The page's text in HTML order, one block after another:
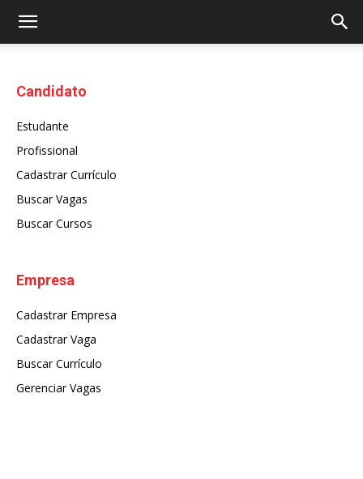
Candidato
Estudante
Profissional
Cadastrar Currículo
Buscar Vagas
Buscar Cursos
Empresa
Cadastrar Empresa
Cadastrar Vaga
Buscar Currículo
Gerenciar Vagas